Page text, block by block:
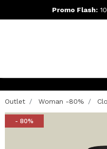
Promo Flash:
Outlet Woman -80%
- 80%